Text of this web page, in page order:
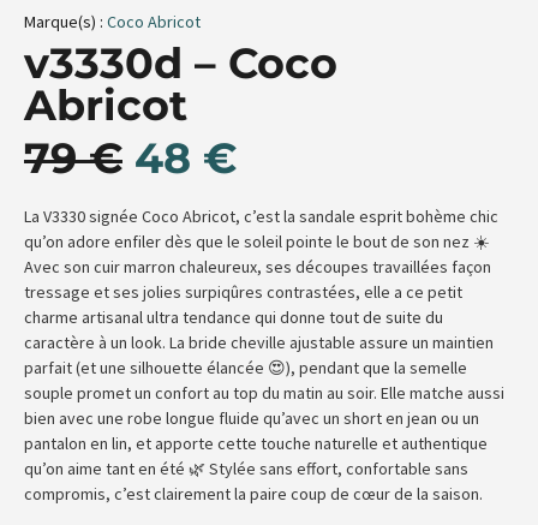
Marque(s) : Coco Abricot
v3330d – Coco
Abricot
79€ 48 €
La V3330 signée Coco Abricot, c’est la sandale esprit bohème chic
qu’on adore enfiler dès que le soleil pointe le bout de son nez ☀️
Avec son cuir marron chaleureux, ses découpes travaillées façon
tressage et ses jolies surpiqûres contrastées, elle a ce petit
charme artisanal ultra tendance qui donne tout de suite du
caractère à un look. La bride cheville ajustable assure un maintien
parfait (et une silhouette élancée 😍), pendant que la semelle
souple promet un confort au top du matin au soir. Elle matche aussi
bien avec une robe longue fluide qu’avec un short en jean ou un
pantalon en lin, et apporte cette touche naturelle et authentique
qu’on aime tant en été 🌿 Stylée sans effort, confortable sans
compromis, c’est clairement la paire coup de cœur de la saison.